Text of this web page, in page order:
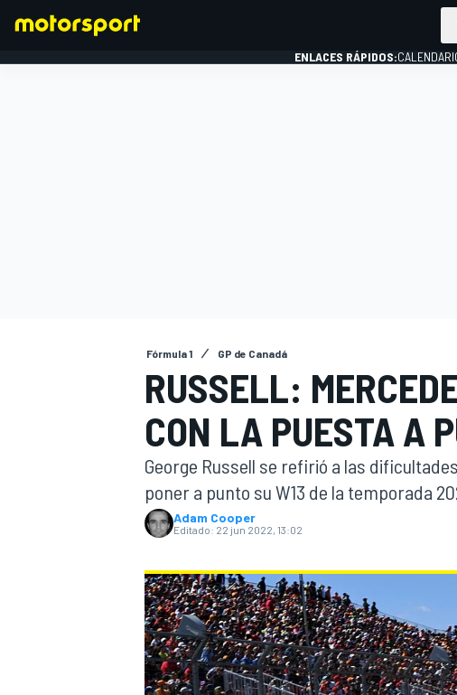
INDYCAR
ENLACES RÁPIDOS:
Fórmula 1 GP de Canadá
RUSSELL:
CON LA PUESTA A
George Russell se refirió a las
poner a punto su W13 de la temporada
Adam Cooper
Editado: 22 jun 2022, 13:02